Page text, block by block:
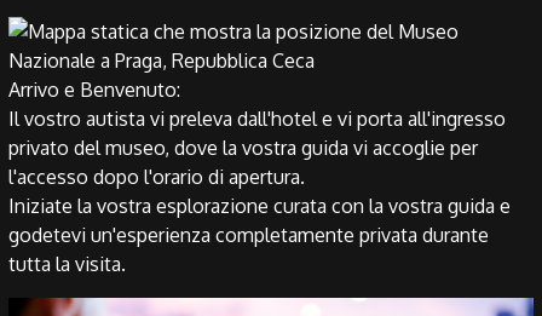
Arrivo e Benvenuto:
Il vostro autista vi preleva dall'hotel e vi porta all'ingresso
privato del museo, dove la vostra guida vi accoglie per
l'accesso dopo l'orario di apertura.
Iniziate la vostra esplorazione curata con la vostra guida e
godetevi un'esperienza completamente privata durante
tutta la visita.